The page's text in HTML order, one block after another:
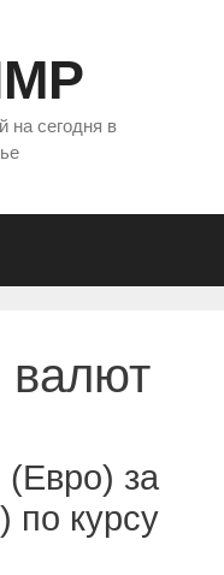
на сегодня в
валют
(Евро) за
по курсу